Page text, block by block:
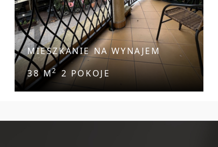
MIESZKANIE NA WYNAJEM
38 M2 2 POKOJE